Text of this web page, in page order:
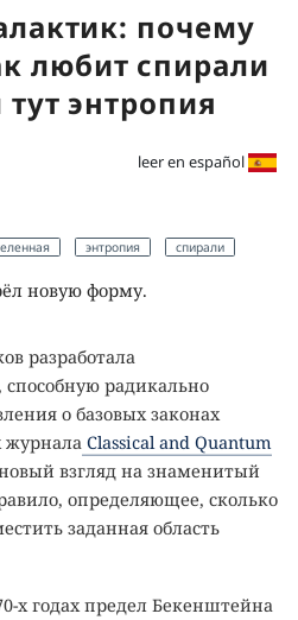
почему
любит спирали
энтропия
leer en español
энтропия спирали
новую форму.
разработала
радикально
о базовых законах
журнала Classical and Quantum
взгляд на знаменитый
определяющее, сколько
заданная область
х годах предел Бекенштейна